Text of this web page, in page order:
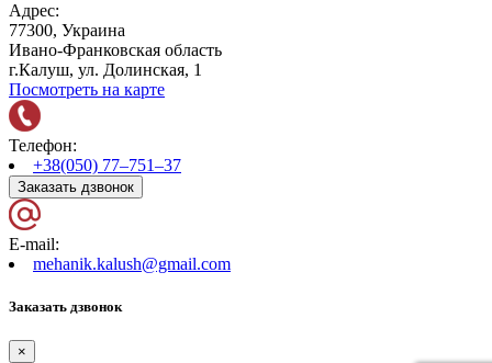
Адрес:
77300, Украина
Ивано-Франковская область
г.Калуш, ул. Долинская, 1
Посмотреть на карте
Телефон:
+38(050) 77–751–37
Заказать дзвонок
E-mail:
mehanik.kalush@gmail.com
Заказать дзвонок
×